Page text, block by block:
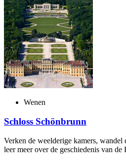
Wenen
Schloss Schönbrunn
Verken de weelderige kamers,
leer meer over de geschiedenis van de